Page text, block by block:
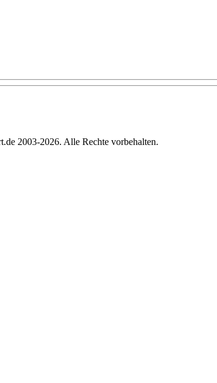
2003-2026. Alle Rechte vorbehalten.